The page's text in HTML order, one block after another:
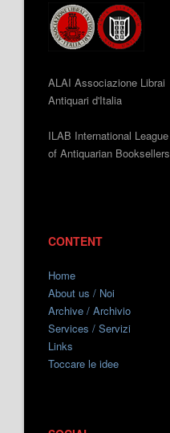
ALAI Associazione Librai
Antiquari d'Italia
ILAB International League
of Antiquarian Booksellers
CONTENT
Home
About us / Noi
Archive / Archivio
Services / Servizi
Links
Toccare le idee